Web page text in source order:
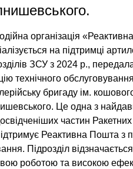
організація
на підтримці
ЗСУ з 2024 р.,
технічного
бригаду ім.
Це одна з
частин Ракетних
Реактивна Пошта з
Підрозділ
роботою та високою